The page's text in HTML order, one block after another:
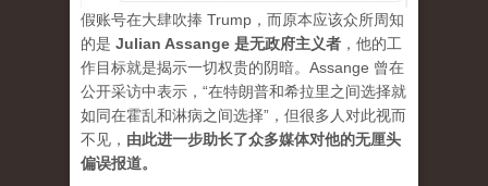
假账号在大肆吹捧 Trump，而原本应该众所周知
的是 Julian Assange 是无政府主义者 ，他的工
作目标就是揭示一切权贵的阴暗。Assange 曾在
公开采访中表示，“在特朗普和希拉里之间选择就
如同在霍乱和淋病之间选择”，但很多人对此视而
不见， 由此进一步助长了众多媒体对他的无厘头
偏误报道。